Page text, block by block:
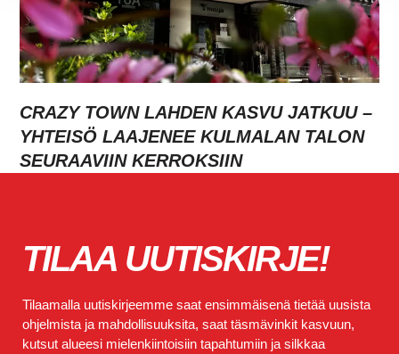
CRAZY TOWN LAHDEN KASVU JATKUU –
YHTEISÖ LAAJENEE KULMALAN TALON
SEURAAVIIN KERROKSIIN
TILAA UUTISKIRJE!
Tilaamalla uutiskirjeemme saat ensimmäisenä tietää uusista
ohjelmista ja mahdollisuuksita, saat täsmävinkit kasvuun,
kutsut alueesi mielenkiintoisiin tapahtumiin ja silkkaa